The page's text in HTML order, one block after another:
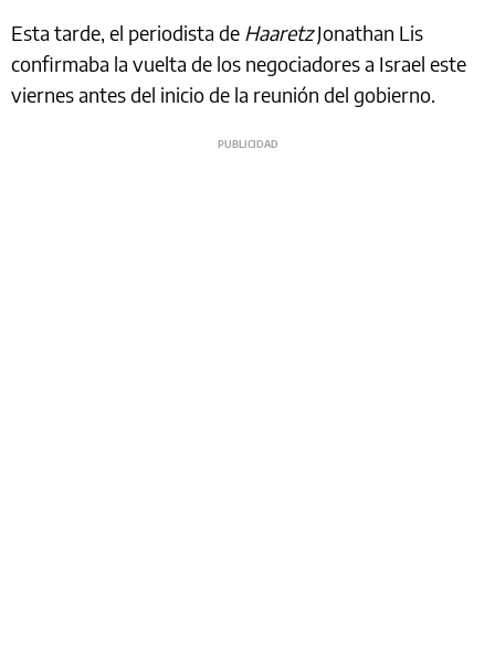
Esta tarde, el periodista de HaaretzJonathan Lis
confirmaba la vuelta de los negociadores a Israel este
viernes antes del inicio de la reunión del gobierno.